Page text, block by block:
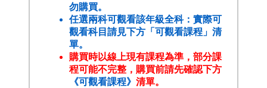
勿購買。
任選兩科可觀看該年級全科：實際可
觀看科目請見下方「可觀看課程」清
單。
購買時以線上現有課程為準，部分課
程可能不完整，購買前請先確認下方
《可觀看課程》清單。